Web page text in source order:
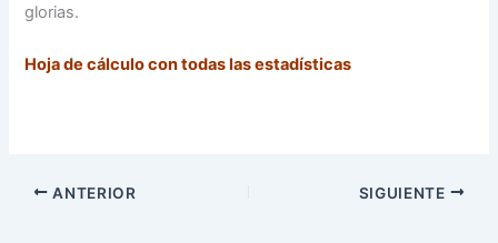
glorias.
Hoja de cálculo con todas las estadísticas
ANTERIOR SIGUIENTE